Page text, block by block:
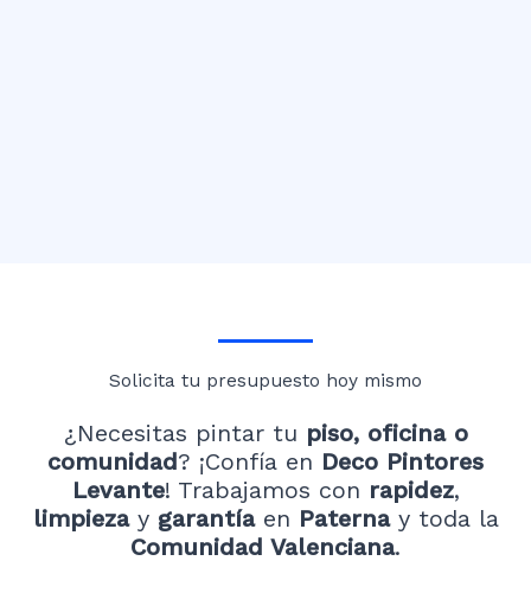
Solicita tu presupuesto hoy mismo
¿Necesitas pintar tu piso, oficina o
comunidad? ¡Confía en Deco Pintores
Levante! Trabajamos con rapidez,
limpiezay garantíaen Paternay toda la
Comunidad Valenciana.